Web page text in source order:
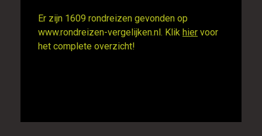
Er zijn 1609 rondreizen gevonden op
www.rondreizen-vergelijken.nl. Klik hier voor
het complete overzicht!